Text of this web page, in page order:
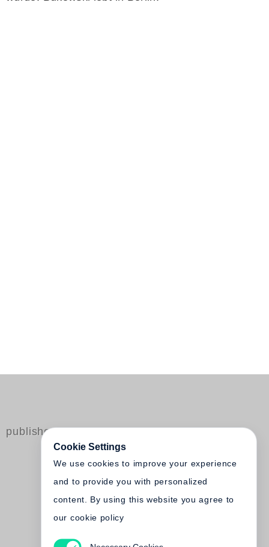
published by Steidl
Cookie Settings
We use cookies to improve your experience
and to provide you with personalized
content. By using this website you agree to
our cookie policy